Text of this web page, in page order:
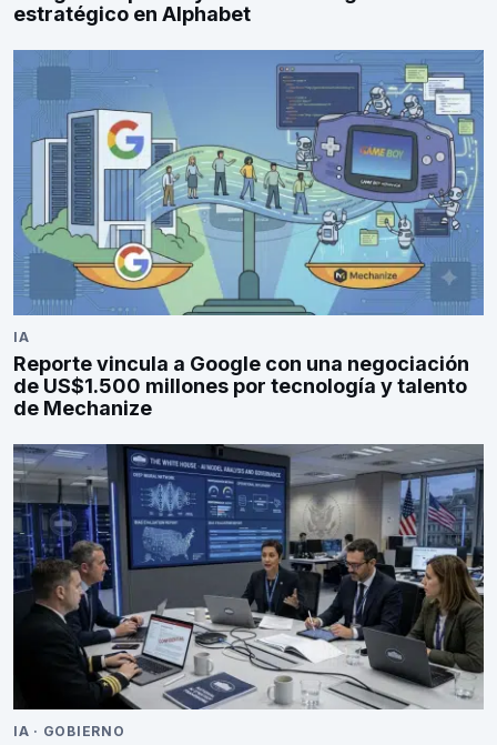
estratégico en Alphabet
IA
Reporte vincula a Google con una negociación
de US$1.500 millones por tecnología y talento
de Mechanize
IA · GOBIERNO